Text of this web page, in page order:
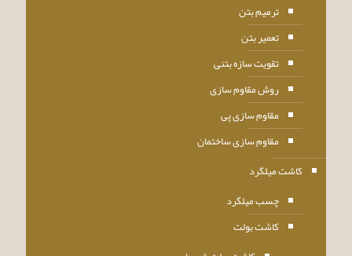
ترمیم بتن
تعمیر بتن
تقویت سازه بتنی
روش مقاوم سازی
مقاوم سازی پی
مقاوم سازی ساختمان
کاشت میلگرد
چسب میلگرد
کاشت بولت